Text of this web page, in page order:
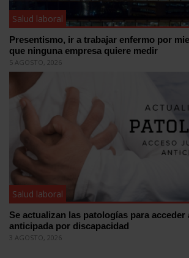
Salud laboral
Presentismo, ir a trabajar enfermo por
que ninguna empresa quiere medir
5 AGOSTO, 2026
Salud laboral
Se actualizan las patologías para acceder
anticipada por discapacidad
3 AGOSTO, 2026